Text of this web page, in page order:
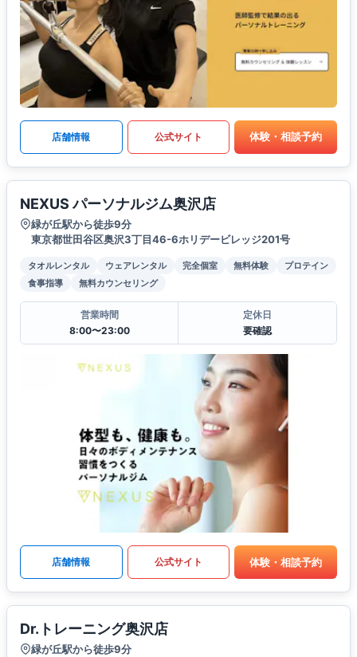
店舗情報 公式サイト 体験・相談予約
NEXUS パーソナルジム奥沢店
緑が丘駅から徒歩9分
東京都世田谷区奥沢3丁目46-6ホリデービレッジ201号
タオルレンタル ウェアレンタル 完全個室 無料体験
プロテイン
食事指導
無料カウンセリング
営業時間
8:00〜23:00
定休日
要確認
店舗情報 公式サイト 体験・相談予約
Dr.トレーニング奥沢店
緑が丘駅から徒歩9分